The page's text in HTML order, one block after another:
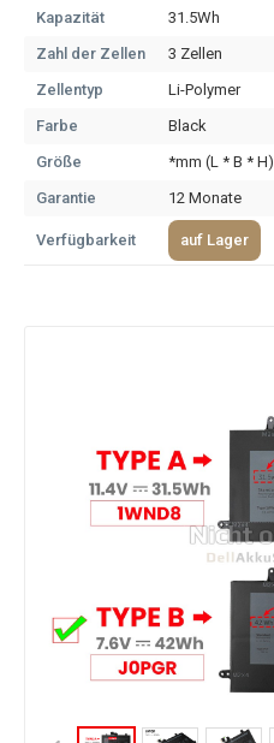
Kapazität
31.5Wh
Zahl der Zellen
3 Zellen
Zellentyp
Li-Polymer
Farbe
Black
Größe
*mm (L * B * H)
Garantie
12 Monate
Verfügbarkeit auf Lager